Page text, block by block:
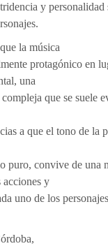
y personalidad
la música
protagónico en
una
que se suele
a que el tono de la
puro, convive de una
acciones y
uno de los